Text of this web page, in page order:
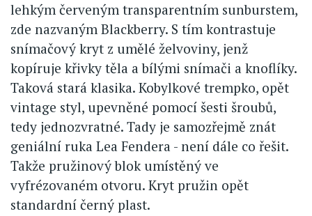
lehkým červeným transparentním sunburstem,
zde nazvaným Blackberry. S tím kontrastuje
snímačový kryt z umělé želvoviny, jenž
kopíruje křivky těla a bílými snímači a knoflíky.
Taková stará klasika. Kobylkové trempko, opět
vintage styl, upevněné pomocí šesti šroubů,
tedy jednozvratné. Tady je samozřejmě znát
geniální ruka Lea Fendera - není dále co řešit.
Takže pružinový blok umístěný ve
vyfrézovaném otvoru. Kryt pružin opět
standardní černý plast.